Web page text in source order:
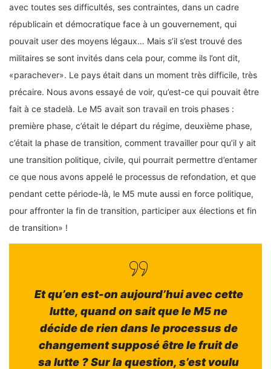
avec toutes ses difficultés, ses contraintes, dans un cadre
républicain et démocratique face à un gouvernement, qui
pouvait user des moyens légaux… Mais s’il s’est trouvé des
militaires se sont invités dans cela pour, comme ils l’ont dit,
«parachever». Le pays était dans un moment très difficile, très
précaire. Nous avons essayé de voir, qu’est-ce qui pouvait être
fait à ce stadelà. Le M5 avait son travail en trois phases :
première phase, c’était le départ du régime, deuxième phase,
c’était la phase de transition, comment travailler pour qu’il y ait
une transition politique, civile, qui pourrait permettre d’entamer
ce que nous avons appelé le processus de refondation, et que
pendant cette période-là, le M5 mute aussi en force politique,
pour affronter la fin de transition, participer aux élections et fin
de transition» !
Et qu’en est-on aujourd’hui avec cette
lutte, quand on sait que le M5 ne
décide de rien dans le processus de
changement supposé être le fruit de
sa lutte ? Sur la question, s’est voulu